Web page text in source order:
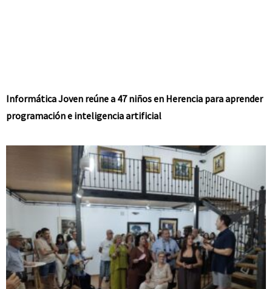
Informática Joven reúne a 47 niños en Herencia para aprender
programación e inteligencia artificial